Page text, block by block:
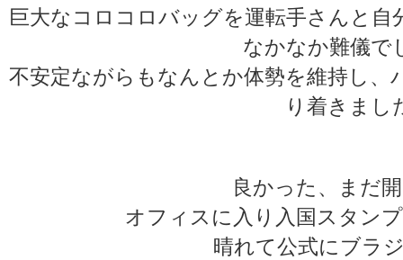
巨大なコロコロバッグを運転手さんと
なかなか難儀で
不安定ながらもなんとか体勢を維持し
り着きまし
良かった、まだ
オフィスに入り入国スタン
晴れて公式にブラ